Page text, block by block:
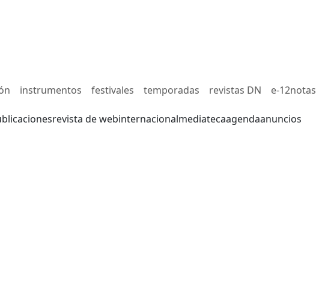
instrumentos festivales temporadas revistas DN e-12notas
revista de webinternacionalmediatecaagendaanuncios